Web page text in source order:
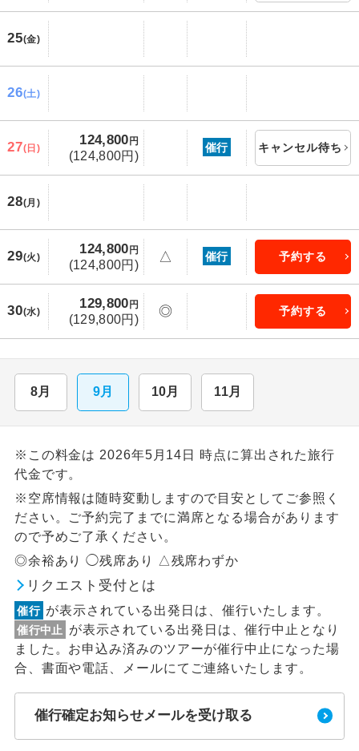
25(金)
26(土)
27(日)
124,800 円
(124,800円)
催行 キャンセル待ち
28(月)
29(火)
124,800 円
(124,800円)
△ 催行 予約する
30(水)
129,800 円
(129,800円)
◎ 予約する
8月 9月 10月 11月
※この料金は 2026年5月14日 時点に算出された旅行
代金です。
※空席情報は随時変動しますので目安としてご参照く
ださい。ご予約完了までに満席となる場合があります
ので予めご了承ください。
◎余裕あり ◯残席あり △残席わずか
リクエスト受付とは
催行 が表示されている出発日は、催行いたします。
催行中止
が表示されている出発日は、催行中止となり
ました。お申込み済みのツアーが催行中止になった場
合、書面や電話、メールにてご連絡いたします。
催行確定お知らせメールを受け取る